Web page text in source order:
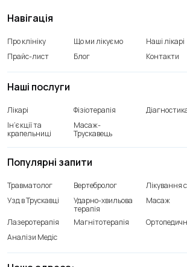
Навігація
Про клініку Що ми лікуємо
Наші лікарі
Прайс-лист
Блог Контакти
Наші послуги
Лікарі Фізіотерапія
Ін’єкції та
крапельниці
Масаж-
Трускавець
Популярні запити
Травматолог Вертебролог
Лікування
Узд в Трускавці
Ударно-хвильова
терапія
Масаж
Лазеротерапія Магнітотерапія
Аналізи Медіс